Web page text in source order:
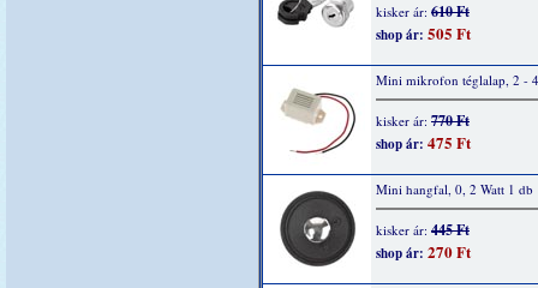
kisker ár: 610 Ft
shop ár: 505 Ft
Mini mikrofon téglalap, 2 -
kisker ár: 770 Ft
shop ár: 475 Ft
Mini hangfal, 0, 2 Watt 1 db
kisker ár: 445 Ft
shop ár: 270 Ft